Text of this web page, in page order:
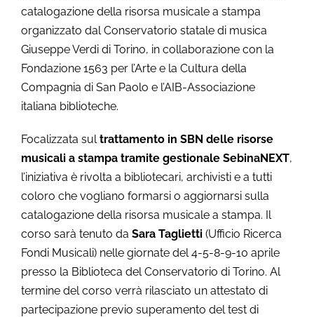
catalogazione della risorsa musicale a stampa
organizzato dal Conservatorio statale di musica
Giuseppe Verdi di Torino, in collaborazione con la
Fondazione 1563 per l’Arte e la Cultura della
Compagnia di San Paolo e l’AIB-Associazione
italiana biblioteche.
Focalizzata sultrattamento in SBN delle risorse
musicali a stampa tramite gestionale SebinaNEXT,
l’iniziativa è rivolta a bibliotecari, archivisti e a tutti
coloro che vogliano formarsi o aggiornarsi sulla
catalogazione della risorsa musicale a stampa. Il
corso sarà tenuto da Sara Taglietti(Ufficio Ricerca
Fondi Musicali) nelle giornate del 4-5-8-9-10 aprile
presso la Biblioteca del Conservatorio di Torino. Al
termine del corso verrà rilasciato un attestato di
partecipazione previo superamento del test di